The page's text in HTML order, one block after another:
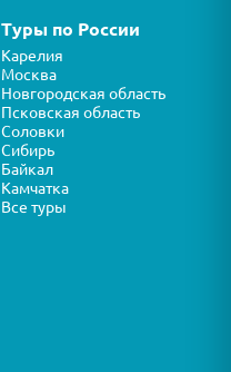
Туры по России
Карелия
Москва
Новгородская область
Псковская область
Соловки
Сибирь
Байкал
Камчатка
Все туры